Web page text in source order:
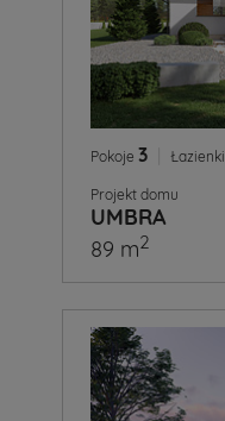
Pokoje 3 Łazienki
Projekt domu
UMBRA
89 m2